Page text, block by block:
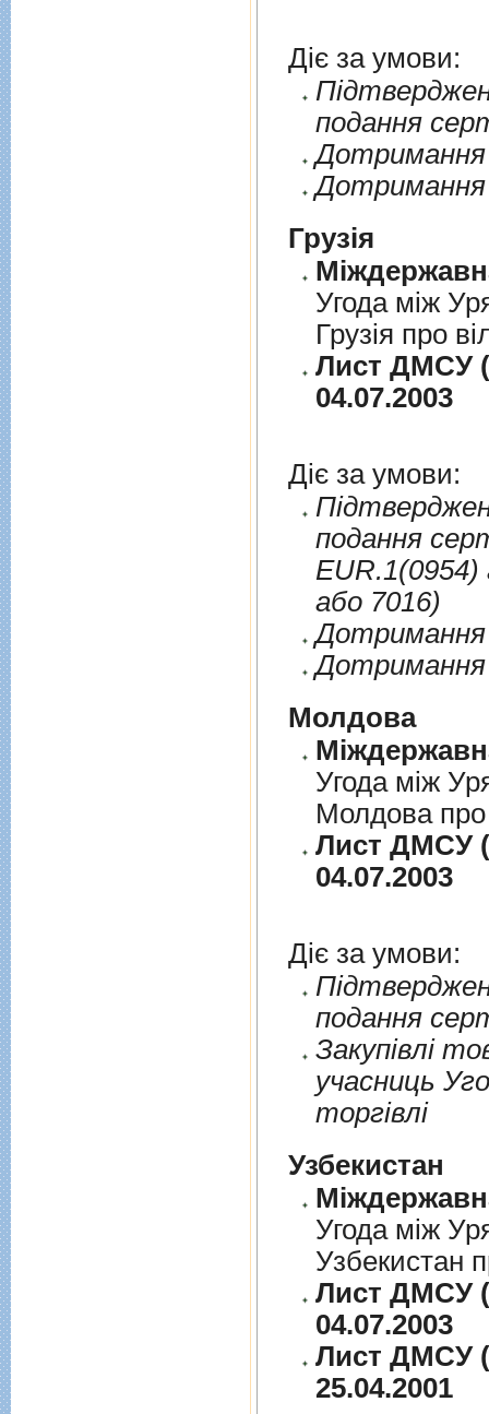
Діє за умови:
подання
Дотримання
Дотримання
Грузія
Угода між
Грузія про
Лист ДМСУ
04.07.2003
Діє за умови:
подання
EUR.1(0954)
або 7016)
Дотримання
Дотримання
Молдова
Угода між
Молдова про
Лист ДМСУ
04.07.2003
Діє за умови:
подання
Закупiвлi
учасниць
торгiвлi
Узбекистан
Угода між
Узбекистан
Лист ДМСУ
04.07.2003
Лист ДМСУ
25.04.2001